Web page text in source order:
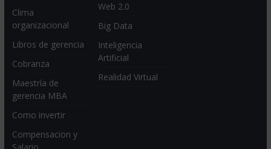
Clima
organizacional
Libros de gerencia
Cobranza
Maestría de
gerencia MBA
Como invertir
Compensacion y
Web 2.0
Big Data
Inteligencia
Artificial
Realidad Virtual